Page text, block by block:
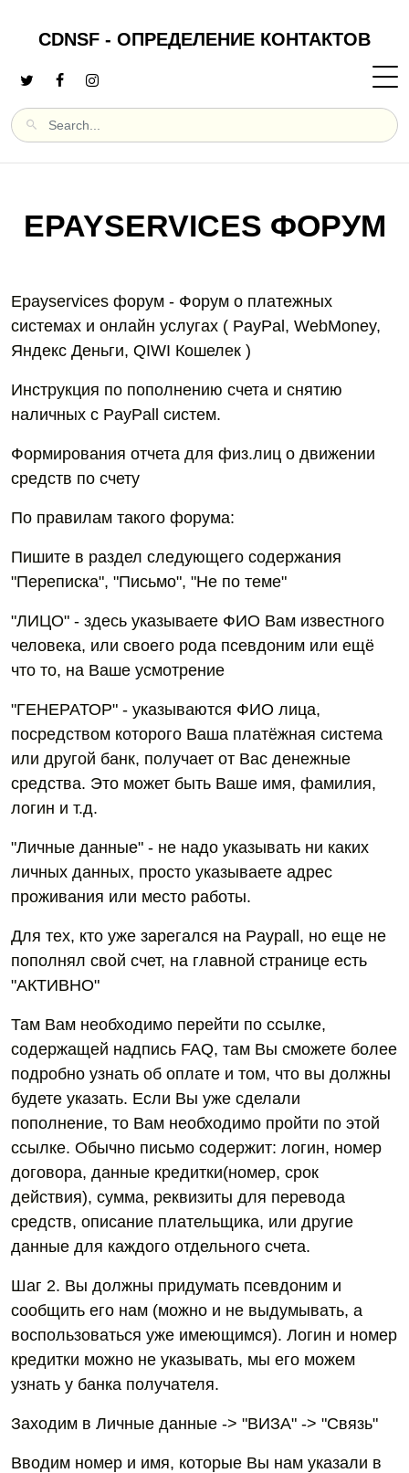
CDNSF - ОПРЕДЕЛЕНИЕ КОНТАКТОВ
EPAYSERVICES ФОРУМ
Epayservices форум - Форум о платежных
системах и онлайн услугах ( PayPal, WebMoney,
Яндекс Деньги, QIWI Кошелек )
Инструкция по пополнению счета и снятию
наличных с PayPall систем.
Формирования отчета для физ.лиц о движении
средств по счету
По правилам такого форума:
Пишите в раздел следующего содержания
"Переписка", "Письмо", "Не по теме"
"ЛИЦО" - здесь указываете ФИО Вам известного
человека, или своего рода псевдоним или ещё
что то, на Ваше усмотрение
"ГЕНЕРАТОР" - указываются ФИО лица,
посредством которого Ваша платёжная система
или другой банк, получает от Вас денежные
средства. Это может быть Ваше имя, фамилия,
логин и т.д.
"Личные данные" - не надо указывать ни каких
личных данных, просто указываете адрес
проживания или место работы.
Для тех, кто уже зарегался на Paypall, но еще не
пополнял свой счет, на главной странице есть
"АКТИВНО"
Там Вам необходимо перейти по ссылке,
содержащей надпись FAQ, там Вы сможете более
подробно узнать об оплате и том, что вы должны
будете указать. Если Вы уже сделали
пополнение, то Вам необходимо пройти по этой
ссылке. Обычно письмо содержит: логин, номер
договора, данные кредитки(номер, срок
действия), сумма, реквизиты для перевода
средств, описание плательщика, или другие
данные для каждого отдельного счета.
Шаг 2. Вы должны придумать псевдоним и
сообщить его нам (можно и не выдумывать, а
воспользоваться уже имеющимся). Логин и номер
кредитки можно не указывать, мы его можем
узнать у банка получателя.
Заходим в Личные данные -> "ВИЗА" -> "Связь"
Вводим номер и имя, которые Вы нам указали в